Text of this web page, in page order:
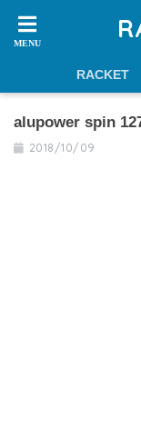
RACKET
alupower spin
2018/10/09